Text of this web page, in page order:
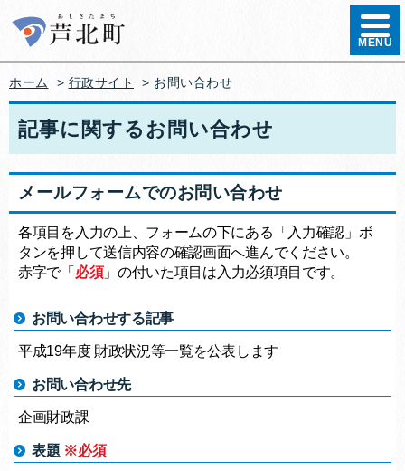
ハンバ
MENU
ホーム > 行政サイト > お問い合わせ
記事に関するお問い合わせ
メールフォームでのお問い合わせ
各項目を入力の上、フォームの下にある「入力確認」ボ
タンを押して送信内容の確認画面へ進んでください。
赤字で「 必須」の付いた項目は入力必須項目です。
お問い合わせする記事
平成19年度 財政状況等一覧を公表します
お問い合わせ先
企画財政課
表題 ※必須